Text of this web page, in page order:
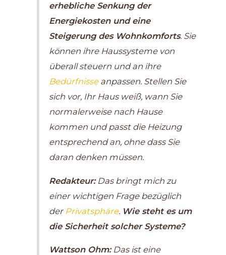
erhebliche Senkung der
Energiekosten und eine
Steigerung des Wohnkomforts. Sie
können ihre Haussysteme von
überall steuern und an ihre
Bedürfnisseanpassen. Stellen Sie
sich vor, Ihr Haus weiß, wann Sie
normalerweise nach Hause
kommen und passt die Heizung
entsprechend an, ohne dass Sie
daran denken müssen.
Redakteur:Das bringt mich zu
einer wichtigen Frage bezüglich
der Privatsphäre. Wie steht es um
die Sicherheit solcher Systeme?
Wattson Ohm:Das ist eine